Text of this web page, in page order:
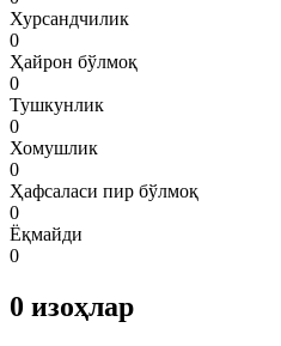
Хурсандчилик
0
Ҳайрон бўлмоқ
0
Тушкунлик
0
Хомушлик
0
Ҳафсаласи пир бўлмоқ
0
Ёқмайди
0
0 изоҳлар